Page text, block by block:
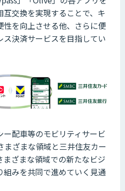
交換を実現することで、キ
性を向上させる他、さらに便
決済サービスを目指してい
ー配車等のモビリティサービ
まざまな領域と三井住友カー
まざまな領域での新たなビジ
組みを共同で進めていく見通